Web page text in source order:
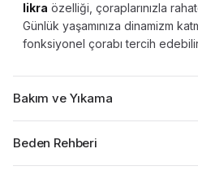
likra özelliği, çoraplarınızla
Günlük yaşamınıza dinamizm
fonksiyonel çorabı tercih
Bakım ve Yıkama
Beden Rehberi